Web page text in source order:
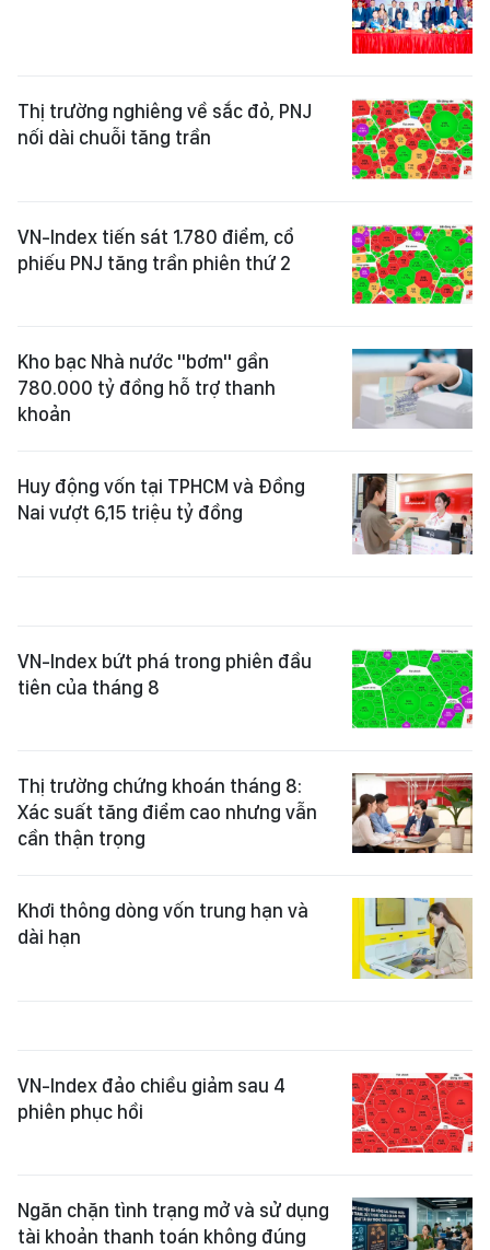
Thị trường nghiêng về sắc đỏ, PNJ
nối dài chuỗi tăng trần
VN-Index tiến sát 1.780 điểm, cổ
phiếu PNJ tăng trần phiên thứ 2
Kho bạc Nhà nước "bơm" gần
780.000 tỷ đồng hỗ trợ thanh
khoản
Huy động vốn tại TPHCM và Đồng
Nai vượt 6,15 triệu tỷ đồng
VN-Index bứt phá trong phiên đầu
tiên của tháng 8
Thị trường chứng khoán tháng 8:
Xác suất tăng điểm cao nhưng vẫn
cần thận trọng
Khơi thông dòng vốn trung hạn và
dài hạn
VN-Index đảo chiều giảm sau 4
phiên phục hồi
Ngăn chặn tình trạng mở và sử dụng
tài khoản thanh toán không đúng